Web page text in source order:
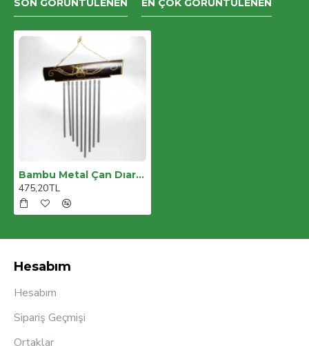
SON GÖRÜNTÜLENEN EN ÇOK GÖRÜNTÜLENEN
Bambu Metal Çan Dıarta-23
475,20TL
Hesabım
Hesabım
Sipariş Geçmişi
Ortaklar